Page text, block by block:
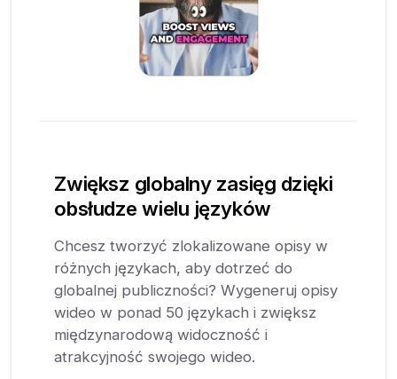
Zwiększ globalny zasięg dzięki
obsłudze wielu języków
Chcesz tworzyć zlokalizowane opisy w
różnych językach, aby dotrzeć do
globalnej publiczności? Wygeneruj opisy
wideo w ponad 50 językach i zwiększ
międzynarodową widoczność i
atrakcyjność swojego wideo.